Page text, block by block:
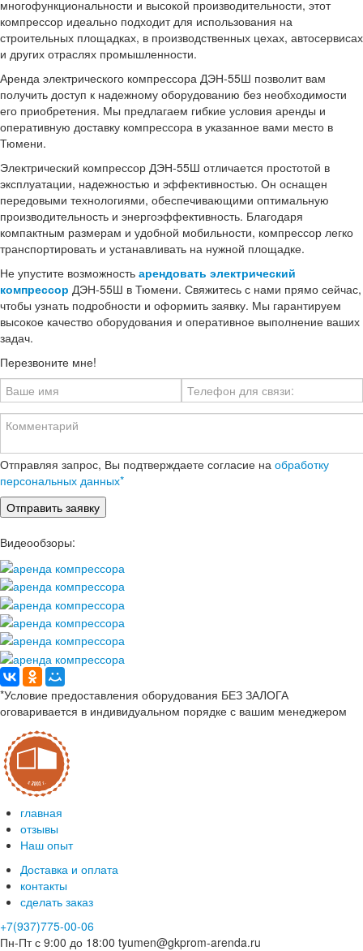
многофункциональности и высокой производительности, этот
компрессор идеально подходит для использования на
строительных площадках, в производственных цехах, автосервисах
и других отраслях промышленности.
Аренда электрического компрессора ДЭН-55Ш позволит вам
получить доступ к надежному оборудованию без необходимости
его приобретения. Мы предлагаем гибкие условия аренды и
оперативную доставку компрессора в указанное вами место в
Тюмени.
Электрический компрессор ДЭН-55Ш отличается простотой в
эксплуатации, надежностью и эффективностью. Он оснащен
передовыми технологиями, обеспечивающими оптимальную
производительность и энергоэффективность. Благодаря
компактным размерам и удобной мобильности, компрессор легко
транспортировать и устанавливать на нужной площадке.
Не упустите возможность арендовать электрический
компрессор ДЭН-55Ш в Тюмени. Свяжитесь с нами прямо сейчас,
чтобы узнать подробности и оформить заявку. Мы гарантируем
высокое качество оборудования и оперативное выполнение ваших
задач.
Перезвоните мне!
Отправляя запрос, Вы подтверждаете согласие на обработку
персональных данных*
Видеообзоры:
*Условие предоставления оборудования БЕЗ ЗАЛОГА
оговаривается в индивидуальном порядке с вашим менеджером
главная
отзывы
Наш опыт
Доставка и оплата
контакты
сделать заказ
+7(937)775-00-06
Пн-Пт с 9:00 до 18:00 tyumen@gkprom-arenda.ru